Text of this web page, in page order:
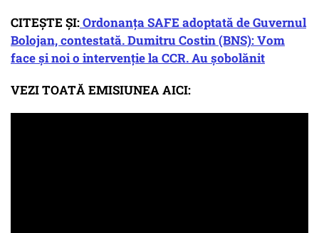
CITEȘTE ȘI:Ordonanța SAFE adoptată de Guvernul
Bolojan, contestată. Dumitru Costin (BNS): Vom
face și noi o intervenție la CCR. Au șobolănit
VEZI TOATĂ EMISIUNEA AICI: